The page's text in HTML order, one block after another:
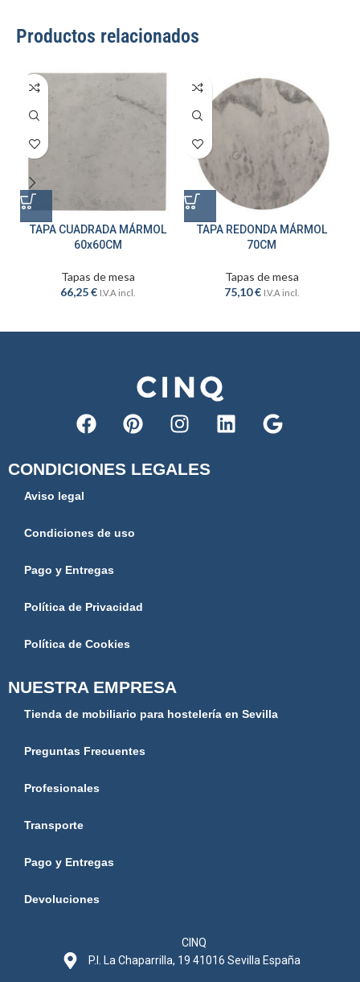
Productos relacionados
TAPA CUADRADA MÁRMOL
60x60CM
Tapas de mesa
66,25€ I.V.A incl.
TAPA REDONDA MÁRMOL
70CM
Tapas de mesa
75,10€ I.V.A incl.
CONDICIONES LEGALES
Aviso legal
Condiciones de uso
Pago y Entregas
Política de Privacidad
Política de Cookies
NUESTRA EMPRESA
Tienda de mobiliario para hostelería en Sevilla
Preguntas Frecuentes
Profesionales
Transporte
Pago y Entregas
Devoluciones
CINQ
P.I. La Chaparrilla, 19 41016 Sevilla España